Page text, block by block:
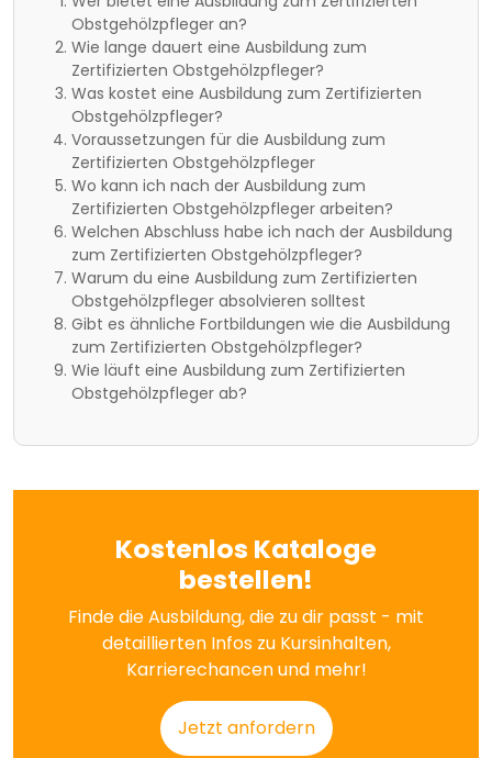
Obstgehölzpfleger an?
Wie lange dauert eine Ausbildung zum
Zertifizierten Obstgehölzpfleger?
Was kostet eine Ausbildung zum Zertifizierten
Obstgehölzpfleger?
Voraussetzungen für die Ausbildung zum
Zertifizierten Obstgehölzpfleger
Wo kann ich nach der Ausbildung zum
Zertifizierten Obstgehölzpfleger arbeiten?
Welchen Abschluss habe ich nach der Ausbildung
zum Zertifizierten Obstgehölzpfleger?
Warum du eine Ausbildung zum Zertifizierten
Obstgehölzpfleger absolvieren solltest
Gibt es ähnliche Fortbildungen wie die Ausbildung
zum Zertifizierten Obstgehölzpfleger?
Wie läuft eine Ausbildung zum Zertifizierten
Obstgehölzpfleger ab?
Kostenlos Kataloge
bestellen!
Finde die Ausbildung, die zu dir passt - mit
detaillierten Infos zu Kursinhalten,
Karrierechancen und mehr!
Jetzt anfordern